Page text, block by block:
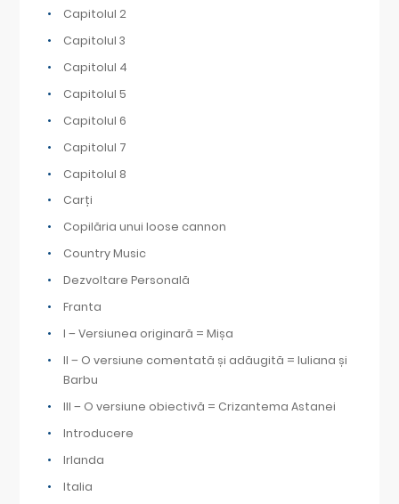
Capitolul 2
Capitolul 3
Capitolul 4
Capitolul 5
Capitolul 6
Capitolul 7
Capitolul 8
Carți
Copilăria unui loose cannon
Country Music
Dezvoltare Personală
Franta
I – Versiunea originară = Mișa
II – O versiune comentată și adăugită = Iuliana și
Barbu
III – O versiune obiectivă = Crizantema Astanei
Introducere
Irlanda
Italia